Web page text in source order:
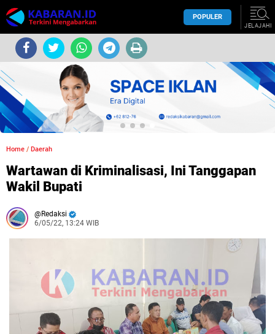
POPULER
JELAJAHI
Home / Daerah
Wartawan di Kriminalisasi, Ini Tanggapan
Wakil Bupati
Redaksi
6/05/22, 13:24 WIB